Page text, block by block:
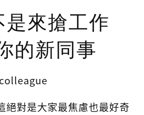
來搶工作
的新同事
絕對是大家最焦慮也最好奇